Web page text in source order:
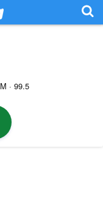
· 99.5